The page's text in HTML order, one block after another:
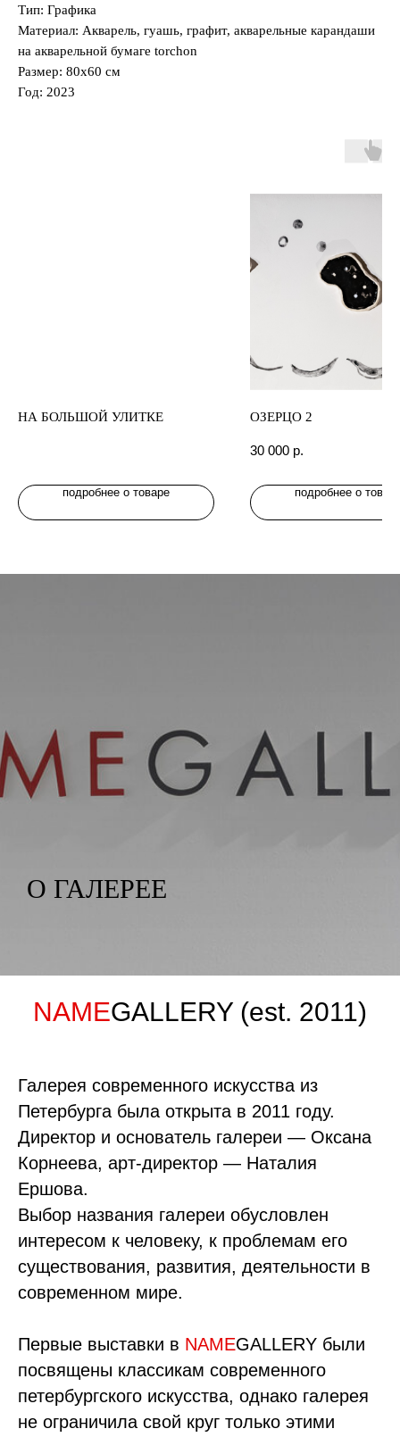
Тип: Графика
Материал: Акварель, гуашь, графит, акварельные карандаши
на акварельной бумаге torchon
Размер: 80х60 см
Год: 2023
НА БОЛЬШОЙ УЛИТКЕ
подробнее о товаре
ОЗЕРЦО 2
30 000 р.
подробнее о
О ГАЛЕРЕЕ
NAMEGALLERY (est. 2011)
Галерея современного искусства из
Петербурга была открыта в 2011 году.
Директор и основатель галереи — Оксана
Корнеева, арт-директор — Наталия
Ершова.
Выбор названия галереи обусловлен
интересом к человеку, к проблемам его
существования, развития, деятельности в
современном мире.
Первые выставки в NAMEGALLERY были
посвящены классикам современного
петербургского искусства, однако галерея
не ограничила свой круг только этими